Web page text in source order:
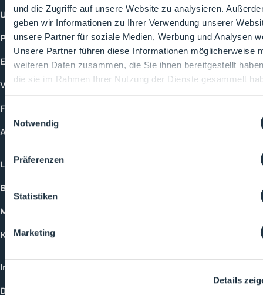
und die Zugriffe auf unsere Website zu analysieren.
geben wir Informationen zu Ihrer Verwendung unserer
unsere Partner für soziale Medien, Werbung und Analysen
Unsere Partner führen diese Informationen möglicherweise
weiteren Daten zusammen, die Sie ihnen bereitgestellt
die sie im Rahmen Ihrer Nutzung der Dienste gesammelt
Einwilligungsauswahl
Notwendig
Präferenzen
Statistiken
Marketing
Details
Unternehmen
Produkte
Events
Vorträge
Future-Faces
Academy
Login
Buchungsmöglichkeiten
Medienformate
Kontakt
Impressum
Datenschutzerklärung